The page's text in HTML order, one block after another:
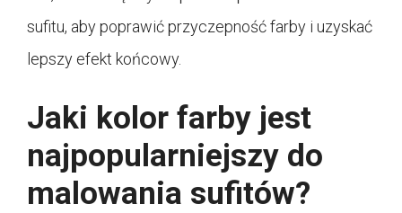
sufitu, aby poprawić przyczepność farby i uzyskać
lepszy efekt końcowy.
Jaki kolor farby jest
najpopularniejszy do
malowania sufitów?